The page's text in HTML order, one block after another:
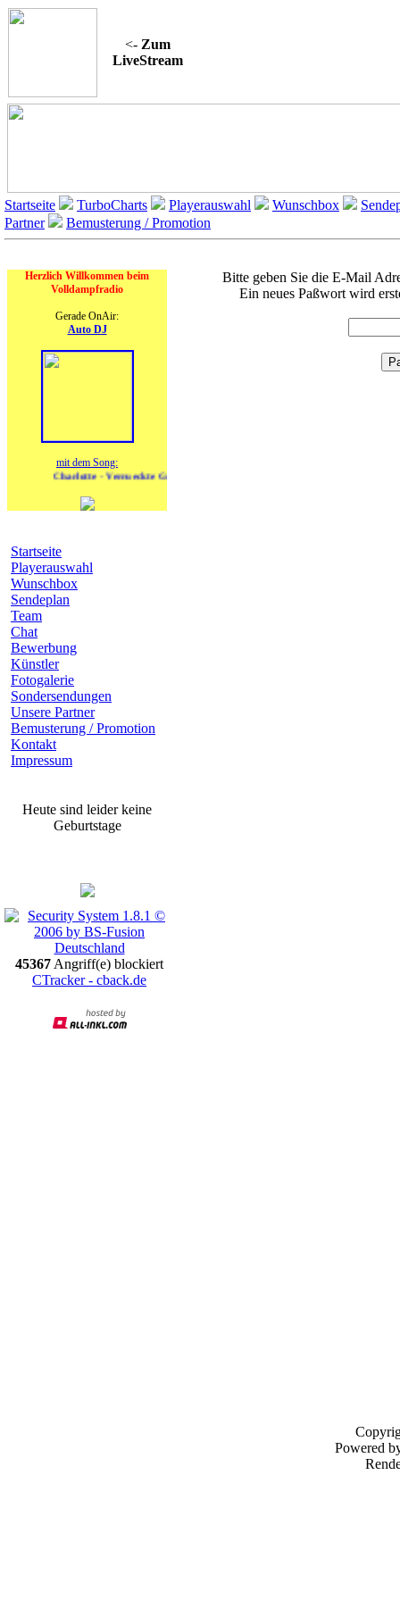
<- Zum
LiveStream
Startseite TurboCharts Playerauswahl Wunschbox
Partner
Bemusterung / Promotion
Herzlich Willkommen beim
Volldampfradio
Gerade OnAir:
Auto DJ
mit dem Song:
Charlotte - Verrueckte Gefuehle
Startseite
Playerauswahl
Wunschbox
Sendeplan
Team
Chat
Bewerbung
Künstler
Fotogalerie
Sondersendungen
Unsere Partner
Bemusterung / Promotion
Kontakt
Impressum
Heute sind leider keine
Geburtstage
45367 Angriff(e) blockiert
CTracker - cback.de
Bitte geben Sie die E-Mail
Ein neues Paßwort wird
Powered